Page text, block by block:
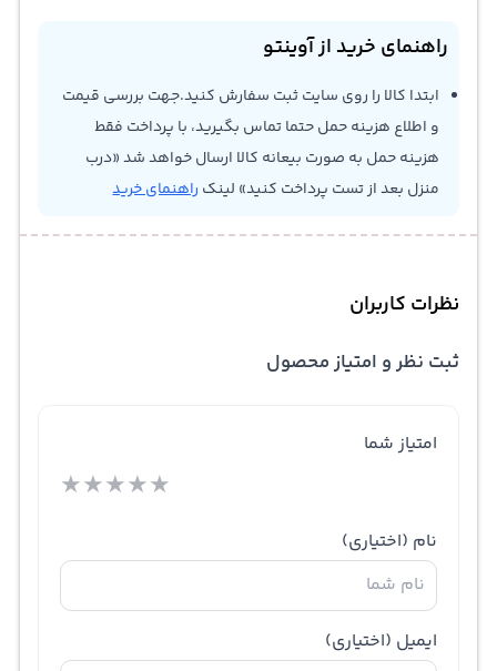
راهنمای خرید از آوینتو
ابتدا کالا را روی سایت ثبت سفارش کنید.جهت بررسی قیمت
و اطلاع هزینه حمل حتما تماس بگیرید، با پرداخت فقط
هزینه حمل به صورت بیعانه کالا ارسال خواهد شد «درب
منزل بعد از تست پرداخت کنید» لینک راهنمای خرید
نظرات کاربران
ثبت نظر و امتیاز محصول
امتیاز شما
★★★★★
نام (اختیاری)
ایمیل (اختیاری)